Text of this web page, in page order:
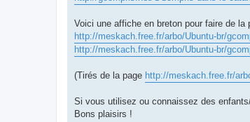
Voici une affiche en breton pour faire de
http://meskach.free.fr/arbo/Ubuntu-br/
http://meskach.free.fr/arbo/Ubuntu-br/
(Tirés de la page http://meskach.free.fr/
Si vous utilisez ou connaissez des
Bons plaisirs !